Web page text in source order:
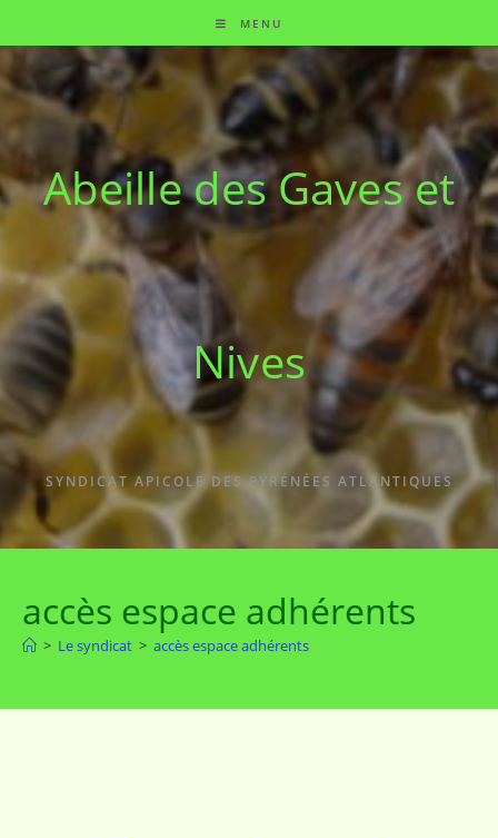
MENU
Abeille des Gaves et
Nives
SYNDICAT APICOLE DES PYRÉNÉES ATLANTIQUES
accès espace adhérents
> Le syndicat > accès espace adhérents